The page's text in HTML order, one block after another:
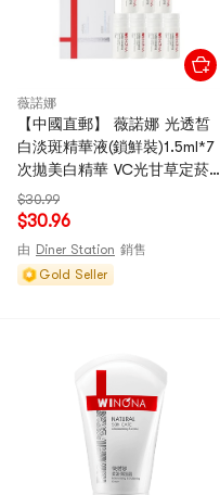
薇諾娜
【中國直郵】 薇諾娜 光透皙
白淡斑精華液(鎖鮮裝)1.5ml*7
次拋美白精華 VC光甘草定菸鹼
醯胺滇山茶美白提亮 煥白抑制
黑色素
$30.99
$30.96
由 Diner Station 銷售
Gold Seller